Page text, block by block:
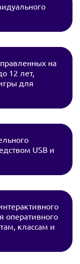
на
12 лет,
для
USB и
оперативного
классам и